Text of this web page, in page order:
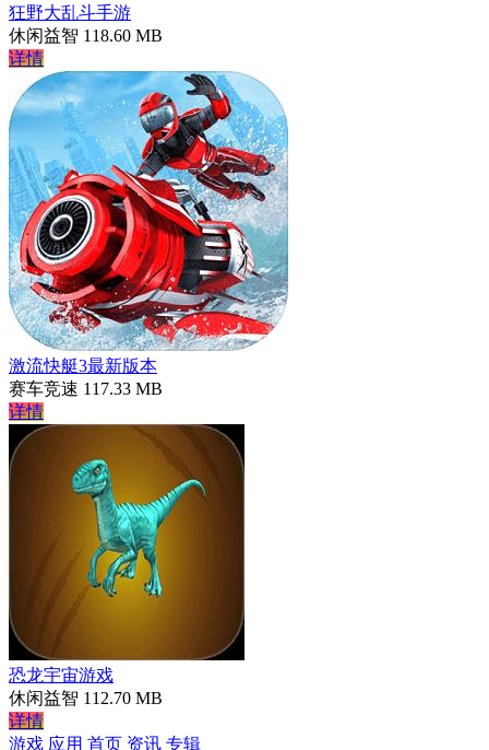
狂野大乱斗手游
休闲益智 118.60 MB
详情
激流快艇3最新版本
赛车竞速 117.33 MB
详情
恐龙宇宙游戏
休闲益智 112.70 MB
详情
游戏 应用 首页 资讯 专辑